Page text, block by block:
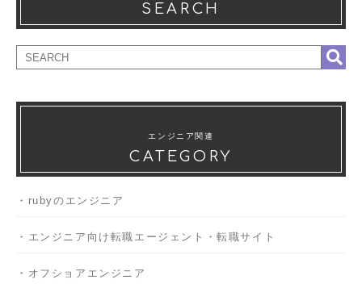
SEARCH
エンジニア関連
CATEGORY
rubyのエンジニア
エンジニア向け転職エージェント・転職サイト
オフショアエンジニア